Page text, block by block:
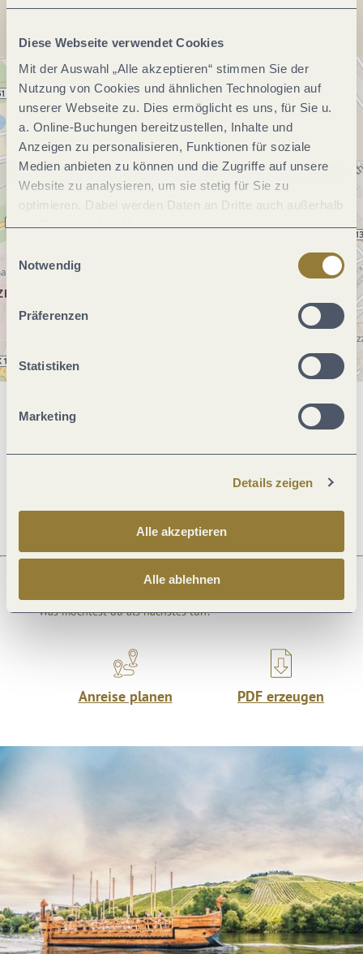
Diese Webseite verwendet Cookies
Mit der Auswahl „Alle akzeptieren“ stimmen Sie der
Nutzung von Cookies und ähnlichen Technologien auf
unserer Webseite zu. Dies ermöglicht es uns, für Sie u.
a. Online-Buchungen bereitzustellen, Inhalte und
Anzeigen zu personalisieren, Funktionen für soziale
Medien anbieten zu können und die Zugriffe auf unsere
Website zu analysieren, um sie stetig für Sie zu
optimieren. Dabei werden Daten an Dritte auch außerhalb
der Europäischen Union weitergegeben und dort
jederzeit widerrufen werden. Mit der Auswahl "Alle
ablehnen" kann es zu Beeinträchtigungen in der Nutzung
Notwendig
Präferenzen
Statistiken
Marketing
Details zeigen
Alle akzeptieren
Alle ablehnen
Allgemeine Informationen
Was möchtest du als nächstes tun?
Anreise planen PDF erzeugen